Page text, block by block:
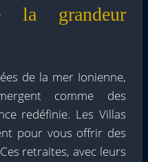
la grandeur
de la mer Ionienne,
comme des
redéfinie. Les Villas
pour vous offrir des
retraites, avec leurs